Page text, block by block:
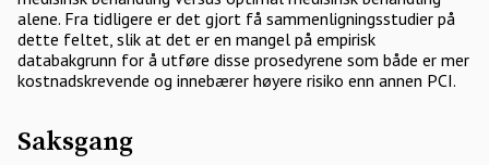
alene. Fra tidligere er det gjort få sammenligningsstudier på
dette feltet, slik at det er en mangel på empirisk
databakgrunn for å utføre disse prosedyrene som både er mer
kostnadskrevende og innebærer høyere risiko enn annen PCI.
Saksgang